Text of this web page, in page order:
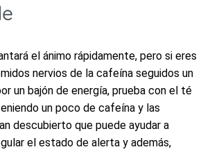
el ánimo rápidamente, pero si eres
nervios de la cafeína seguidos un
un bajón de energía, prueba con el té
un poco de cafeína y las
descubierto que puede ayudar a
el estado de alerta y además,